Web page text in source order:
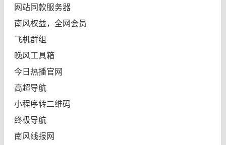
网站同款服务器
南风权益，全网会员
飞机群组
晚风工具箱
今日热播官网
高超导航
小程序转二维码
终极导航
南风线报网